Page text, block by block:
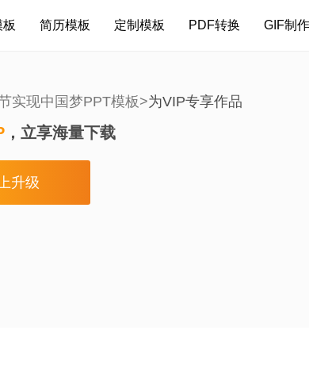
简历模板 定制模板 PDF转换 GIF制作
实现中国梦PPT模板>为VIP专享作品
，立享海量下载
升级